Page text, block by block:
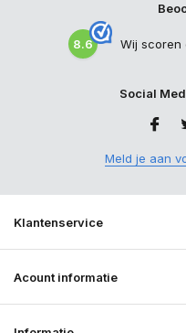
8.6 Wij scoren
Social
Meld je aan
Klantenservice
Acount informatie